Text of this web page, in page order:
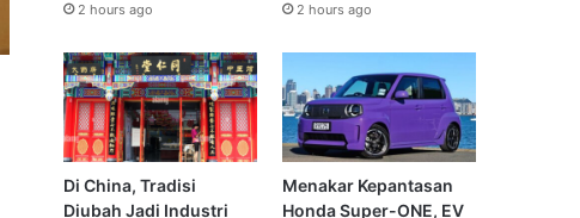
2 hours ago 2 hours ago
Di China, Tradisi
Diubah Jadi Industri
Menakar Kepantasan
Honda Super-ONE, EV